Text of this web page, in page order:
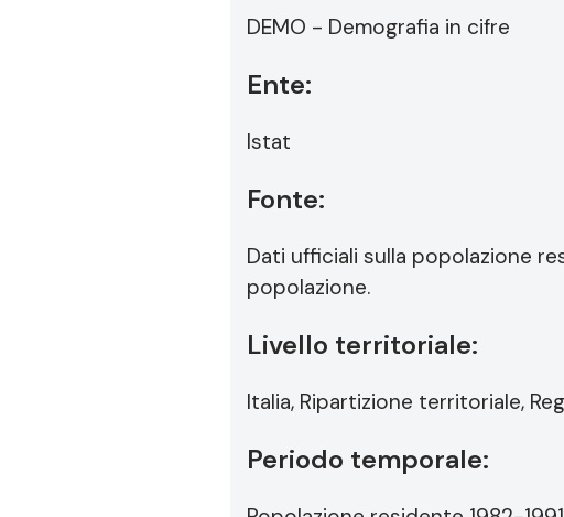
DEMO - Demografia in cifre
Ente:
Istat
Fonte:
Dati ufficiali sulla popolazione
popolazione.
Livello territoriale:
Italia, Ripartizione territoriale,
Periodo temporale: